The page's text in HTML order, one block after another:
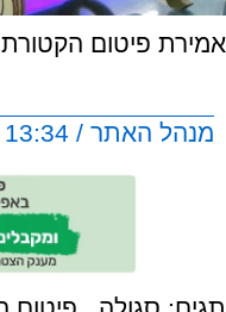
אמירת פיטום
מנהל האתר / 13:34 09.06.24